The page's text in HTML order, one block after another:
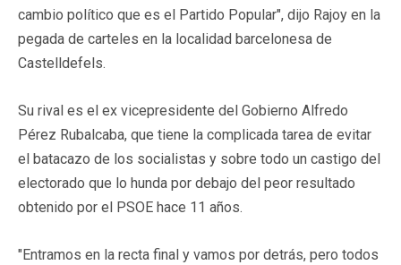
cambio político que es el Partido Popular", dijo Rajoy en la
pegada de carteles en la localidad barcelonesa de
Castelldefels.
Su rival es el ex vicepresidente del Gobierno Alfredo
Pérez Rubalcaba, que tiene la complicada tarea de evitar
el batacazo de los socialistas y sobre todo un castigo del
electorado que lo hunda por debajo del peor resultado
obtenido por el PSOE hace 11 años.
"Entramos en la recta final y vamos por detrás, pero todos